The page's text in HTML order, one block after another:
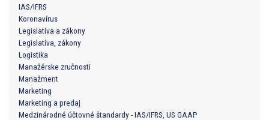
IAS/IFRS
Koronavírus
Legislatíva a zákony
Legislatíva, zákony
Logistika
Manažérske zručnosti
Manažment
Marketing
Marketing a predaj
Medzinárodné účtovné štandardy - IAS/IFRS, US GAAP